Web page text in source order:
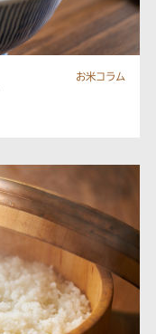
お米コラム